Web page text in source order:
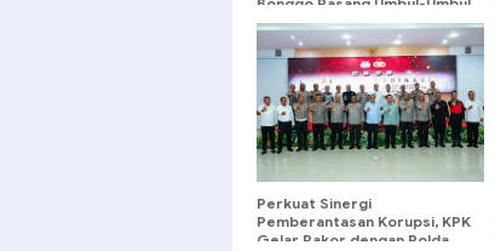
dan Bendera Merah Putih
Perkuat Sinergi
Pemberantasan Korupsi, KPK
Gelar Rakor dengan Polda